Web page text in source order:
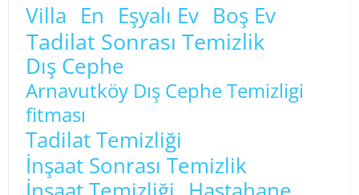
Villa En Eşyalı Ev Boş Ev
Tadilat Sonrası Temizlik
Dış Cephe
Arnavutköy Dış Cephe Temizligi
fitması
Tadilat Temizliği
İnşaat Sonrası Temizlik